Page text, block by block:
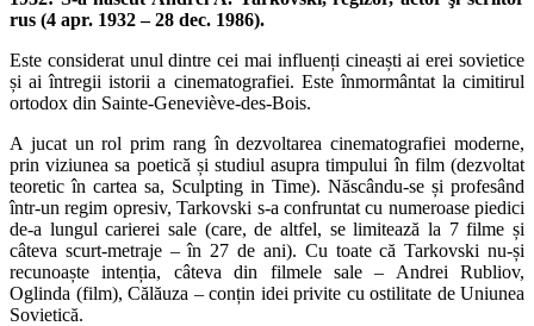
rus (4 apr. 1932 – 28 dec. 1986).
Este considerat unul dintre cei mai influenți cineaști ai erei sovietice
și ai întregii istorii a cinematografiei. Este înmormântat la cimitirul
ortodox din Sainte-Geneviève-des-Bois.
A jucat un rol prim rang în dezvoltarea cinematografiei moderne,
prin viziunea sa poetică și studiul asupra timpului în film (dezvoltat
teoretic în cartea sa, Sculpting in Time). Născându-se și profesând
într-un regim opresiv, Tarkovski s-a confruntat cu numeroase piedici
de-a lungul carierei sale (care, de altfel, se limitează la 7 filme și
câteva scurt-metraje – în 27 de ani). Cu toate că Tarkovski nu-și
recunoaște intenția, câteva din filmele sale – Andrei Rubliov,
Oglinda (film), Călăuza – conțin idei privite cu ostilitate de Uniunea
Sovietică.